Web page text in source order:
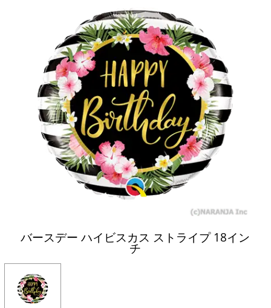
バースデー ハイビスカス ストライプ 18イン
チ